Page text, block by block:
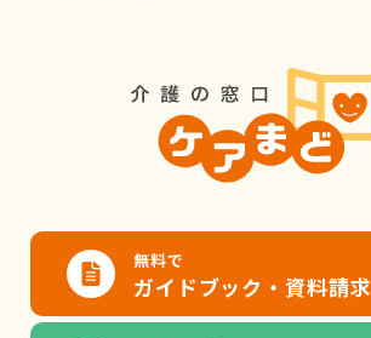
無料で
ガイドブック・資料請求